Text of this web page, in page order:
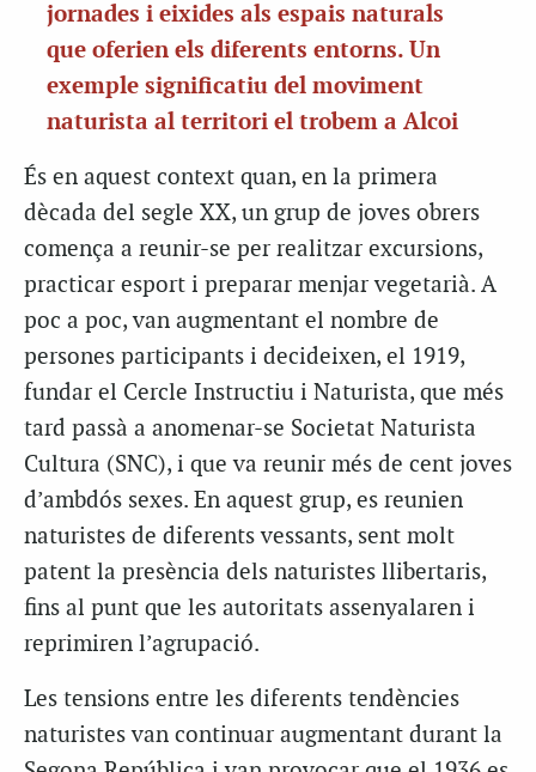
jornades i eixides als espais naturals
que oferien els diferents entorns. Un
exemple significatiu del moviment
naturista al territori el trobem a Alcoi
És en aquest context quan, en la primera
dècada del segle XX, un grup de joves obrers
comença a reunir-se per realitzar excursions,
practicar esport i preparar menjar vegetarià. A
poc a poc, van augmentant el nombre de
persones participants i decideixen, el 1919,
fundar el Cercle Instructiu i Naturista, que més
tard passà a anomenar-se Societat Naturista
Cultura (SNC), i que va reunir més de cent joves
d’ambdós sexes. En aquest grup, es reunien
naturistes de diferents vessants, sent molt
patent la presència dels naturistes llibertaris,
fins al punt que les autoritats assenyalaren i
reprimiren l’agrupació.
Les tensions entre les diferents tendències
naturistes van continuar augmentant durant la